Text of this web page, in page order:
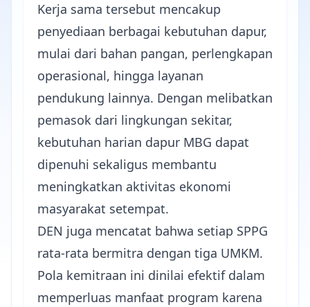
Kerja sama tersebut mencakup
penyediaan berbagai kebutuhan dapur,
mulai dari bahan pangan, perlengkapan
operasional, hingga layanan
pendukung lainnya. Dengan melibatkan
pemasok dari lingkungan sekitar,
kebutuhan harian dapur MBG dapat
dipenuhi sekaligus membantu
meningkatkan aktivitas ekonomi
masyarakat setempat.
DEN juga mencatat bahwa setiap SPPG
rata-rata bermitra dengan tiga UMKM.
Pola kemitraan ini dinilai efektif dalam
memperluas manfaat program karena